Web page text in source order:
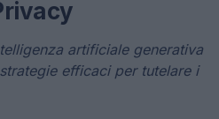
artificiale generativa
efficaci per tutelare i